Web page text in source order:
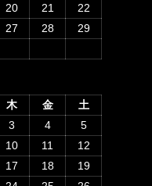
20 21
22
27 28
29
木 金
土
3 4
5
10 11
12
17 18
19